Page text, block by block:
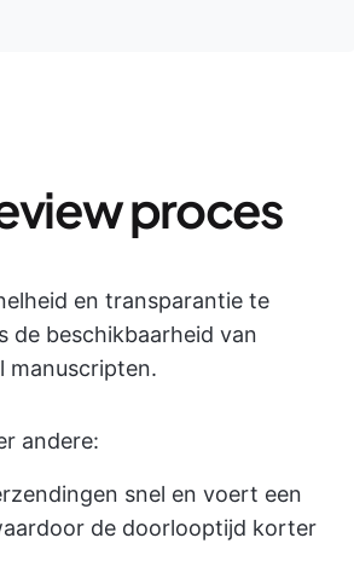
proces
en transparantie te
de beschikbaarheid van
manuscripten.
andere:
snel en voert een
de doorlooptijd korter